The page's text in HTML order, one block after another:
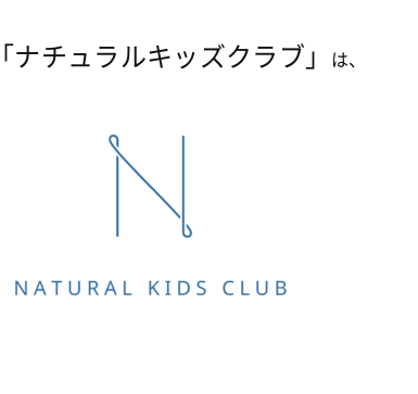
「ナチュラルキッズクラブ」 は、